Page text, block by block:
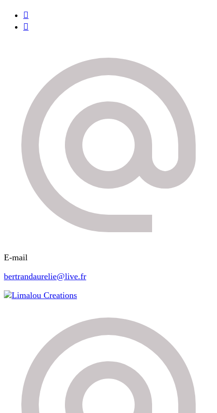
E-mail
bertrandaurelie@live.fr
Limalou Creations